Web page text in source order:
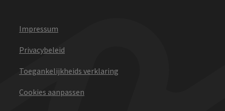
Impressum
Privacybeleid
Toegankelijkheids verklaring
Cookies aanpassen